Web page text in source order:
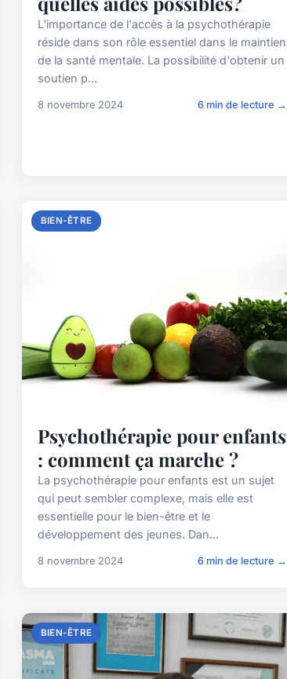
L'importance de l'accès à la psychothérapie
réside dans son rôle essentiel dans le maintien
de la santé mentale. La possibilité d'obtenir un
soutien p...
8 novembre 2024 6 min de lecture →
BIEN-ÊTRE
Psychothérapie pour enfants
: comment ça marche ?
La psychothérapie pour enfants est un sujet
qui peut sembler complexe, mais elle est
essentielle pour le bien-être et le
développement des jeunes. Dan...
8 novembre 2024 6 min de lecture →
BIEN-ÊTRE